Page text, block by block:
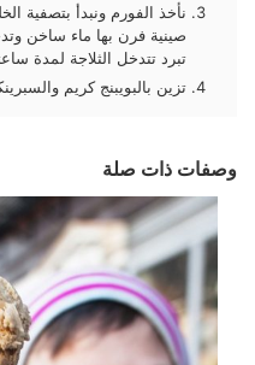
نأخذ الفورم ونبدأ بتصفية
تبرد تتدخل الثلاجة لمدة
تزين بالبويبنج كريم
وصفات ذات صلة